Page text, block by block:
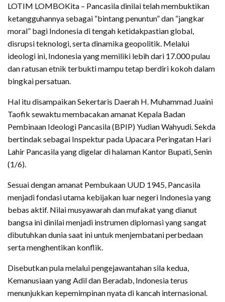
LOTIM LOMBOKita – Pancasila dinilai telah membuktikan
ketangguhannya sebagai “bintang penuntun” dan “jangkar
moral” bagi Indonesia di tengah ketidakpastian global,
disrupsi teknologi, serta dinamika geopolitik. Melalui
ideologi ini, Indonesia yang memiliki lebih dari 17.000 pulau
dan ratusan etnik terbukti mampu tetap berdiri kokoh dalam
bingkai persatuan.
Hal itu disampaikan Sekertaris Daerah H. Muhammad Juaini
Taofik sewaktu membacakan amanat Kepala Badan
Pembinaan Ideologi Pancasila (BPIP) Yudian Wahyudi. Sekda
bertindak sebagai Inspektur pada Upacara Peringatan Hari
Lahir Pancasila yang digelar di halaman Kantor Bupati, Senin
(1/6).
Sesuai dengan amanat Pembukaan UUD 1945, Pancasila
menjadi fondasi utama kebijakan luar negeri Indonesia yang
bebas aktif. Nilai musyawarah dan mufakat yang dianut
bangsa ini dinilai menjadi instrumen diplomasi yang sangat
dibutuhkan dunia saat ini untuk menjembatani perbedaan
serta menghentikan konflik.
Disebutkan pula melalui pengejawantahan sila kedua,
Kemanusiaan yang Adil dan Beradab, Indonesia terus
menunjukkan kepemimpinan nyata di kancah internasional.